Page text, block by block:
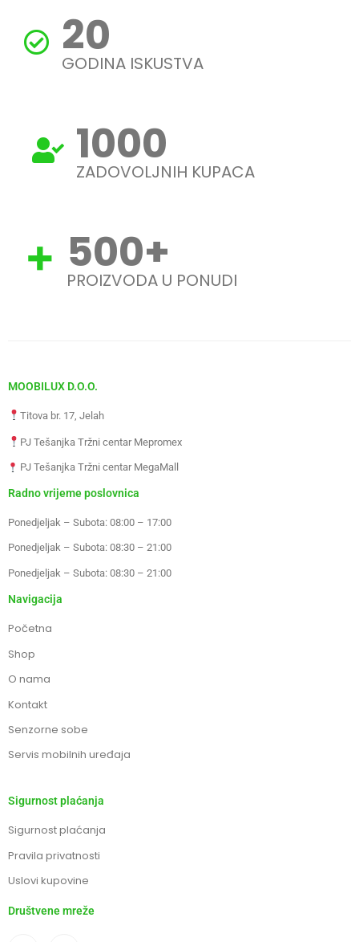
20
GODINA ISKUSTVA
1000
ZADOVOLJNIH KUPACA
500+
PROIZVODA U PONUDI
MOOBILUX D.O.O.
Titova br. 17, Jelah
PJ Tešanjka Tržni centar Mepromex
PJ Tešanjka Tržni centar MegaMall
Radno vrijeme poslovnica
Ponedjeljak – Subota: 08:00 – 17:00
Ponedjeljak – Subota: 08:30 – 21:00
Ponedjeljak – Subota: 08:30 – 21:00
Navigacija
Početna
Shop
O nama
Kontakt
Senzorne sobe
Servis mobilnih uređaja
Sigurnost plaćanja
Sigurnost plaćanja
Pravila privatnosti
Uslovi kupovine
Društvene mreže